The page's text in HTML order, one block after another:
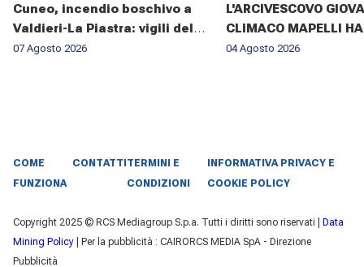
Cuneo, incendio boschivo a
Valdieri-La Piastra: vigili del
fuoco al lavoro da sette giorni
07 Agosto 2026
L'ARCIVESCOVO
CLIMACO MAPELLI HA
PRESENZIATO AL
04 Agosto 2026
COME
FUNZIONA
CONTATTI TERMINI E
CONDIZIONI
INFORMATIVA PRIVACY E
COOKIE POLICY
Copyright 2025 © RCS Mediagroup S.p.a. Tutti i diritti sono riservati |
Data
Mining Policy | Per la pubblicità : CAIRORCS MEDIA SpA - Direzione
Pubblicità